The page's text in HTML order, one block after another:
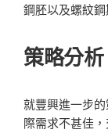
鋼胚以及螺紋
策略分
就豐興進一步
際需求不甚佳